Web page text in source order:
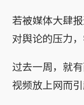
若被媒体大肆
对舆论的压力
过去一周，就
视频放上网而